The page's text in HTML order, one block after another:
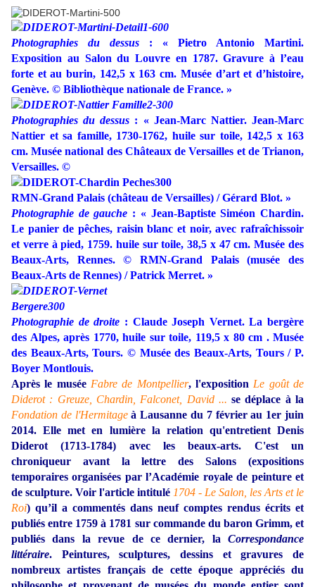
Photographies du dessus : « Pietro Antonio Martini.
Exposition au Salon du Louvre en 1787. Gravure à l’eau
forte et au burin, 142,5 x 163 cm. Musée d’art et d’histoire,
Genève. © Bibliothèque nationale de France. »
Photographies du dessus : « Jean-Marc Nattier. Jean-Marc
Nattier et sa famille, 1730-1762, huile sur toile, 142,5 x 163
cm. Musée national des Châteaux de Versailles et de Trianon,
Versailles. ©
RMN-Grand Palais (château de Versailles) / Gérard Blot. »
Photographie de gauche : « Jean-Baptiste Siméon Chardin.
Le panier de pêches, raisin blanc et noir, avec rafraîchissoir
et verre à pied, 1759. huile sur toile, 38,5 x 47 cm. Musée des
Beaux-Arts, Rennes. © RMN-Grand Palais (musée des
Beaux-Arts de Rennes) / Patrick Merret. »
Photographie de droite : Claude Joseph Vernet. La bergère
des Alpes, après 1770, huile sur toile, 119,5 x 80 cm . Musée
des Beaux-Arts, Tours. © Musée des Beaux-Arts, Tours / P.
Boyer Montlouis.
Après le musée Fabre de Montpellier, l'exposition Le goût de
Diderot : Greuze, Chardin, Falconet, David ... se déplace à la
Fondation de l'Hermitage à Lausanne du 7 février au 1er juin
2014. Elle met en lumière la relation qu'entretient Denis
Diderot (1713-1784) avec les beaux-arts. C'est un
chroniqueur avant la lettre des Salons (expositions
temporaires organisées par l’Académie royale de peinture et
de sculpture. Voir l'article intitulé 1704 - Le Salon, les Arts et le
Roi) qu’il a commentés dans neuf comptes rendus écrits et
publiés entre 1759 à 1781 sur commande du baron Grimm, et
publiés dans la revue de ce dernier, la Correspondance
littéraire. Peintures, sculptures, dessins et gravures de
nombreux artistes français de cette époque appréciés du